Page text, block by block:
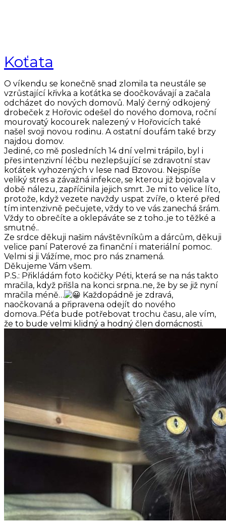
Koťata
O víkendu se konečně snad zlomila ta neustále se
vzrůstající křivka a koťátka se doočkovávají a začala
odcházet do nových domovů. Malý černý odkojený
drobeček z Hořovic odešel do nového domova, roční
mourovatý kocourek nalezený v Hořovicích také
našel svoji novou rodinu. A ostatní doufám také brzy
najdou domov.
Jediné, co mě posledních 14 dní velmi trápilo, byl i
přes intenzivní léčbu nezlepšující se zdravotní stav
koťátek vyhozených v lese nad Bzovou. Nejspíše
veliký stres a závažná infekce, se kterou již bojovala v
době nálezu, zapříčinila jejich smrt. Je mi to velice líto,
protože, když vezete navždy uspat zvíře, o které před
tím intenzivně pečujete, vždy to ve vás zanechá šrám.
Vždy to obrečíte a oklepáváte se z toho..je to těžké a
smutné..
Ze srdce děkuji našim návštěvníkům a dárcům, děkuji
velice paní Paterové za finanční i materiální pomoc.
Velmi si ji Vážíme, moc pro nás znamená.
Děkujeme Vám všem.
P.S.: Přikládám foto kočičky Péti, která se na nás takto
mračila, když přišla na konci srpna..ne, že by se již nyní
mračila méně…
Každopádně je zdravá,
naočkovaná a připravena odejít do nového
domova..Péťa bude potřebovat trochu času, ale vím,
že to bude velmi klidný a hodný člen domácnosti.